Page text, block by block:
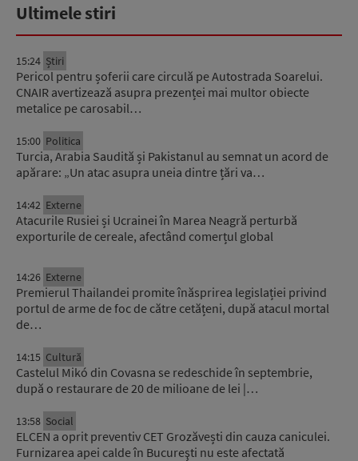
Ultimele stiri
15:24 Știri
Pericol pentru șoferii care circulă pe Autostrada Soarelui.
CNAIR avertizează asupra prezenței mai multor obiecte
metalice pe carosabil…
15:00 Politica
Turcia, Arabia Saudită și Pakistanul au semnat un acord de
apărare: „Un atac asupra uneia dintre țări va…
14:42 Externe
Atacurile Rusiei și Ucrainei în Marea Neagră perturbă
exporturile de cereale, afectând comerțul global
14:26 Externe
Premierul Thailandei promite înăsprirea legislației privind
portul de arme de foc de către cetățeni, după atacul mortal
de…
14:15 Cultură
Castelul Mikó din Covasna se redeschide în septembrie,
după o restaurare de 20 de milioane de lei |…
13:58 Social
ELCEN a oprit preventiv CET Grozăvești din cauza caniculei.
Furnizarea apei calde în Bucureşti nu este afectată